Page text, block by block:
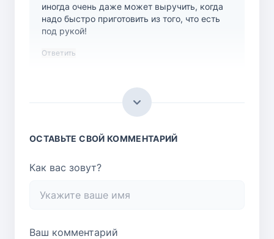
иногда очень даже может выручить, когда
надо быстро приготовить из того, что есть
под рукой!
Ответить
Прекрасно! Воспользуюсь рецептом
ОСТАВЬТЕ СВОЙ КОММЕНТАРИЙ
Как вас зовут?
Ваш комментарий